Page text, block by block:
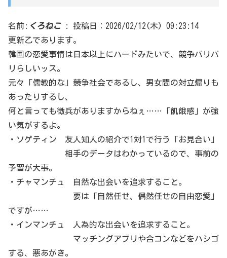
名前: くろねこ:
投稿日：2026/02/12(木) 09:23:14
更新乙であります。
韓国の恋愛事情は日本以上にハードみたいで、競争バリバ
リらしいッス。
元々「儒教的な」競争社会であるし、男女間の対立煽りも
あったりするし、
何と言っても徴兵がありますからねぇ……「飢餓感」が強
い気がするよ。
・ソゲティン 友人知人の紹介で1対1で行う「お見合い」
相手のデータはわかっているので、事前の
予習が大事。
・チャマンチュ 自然な出会いを追求すること。
要は「自然任せ、偶然任せの自由恋愛」
ですが……
・インマンチュ 人為的な出会いを追求すること。
マッチングアプリや合コンなどをハシゴ
する、悪あがき。